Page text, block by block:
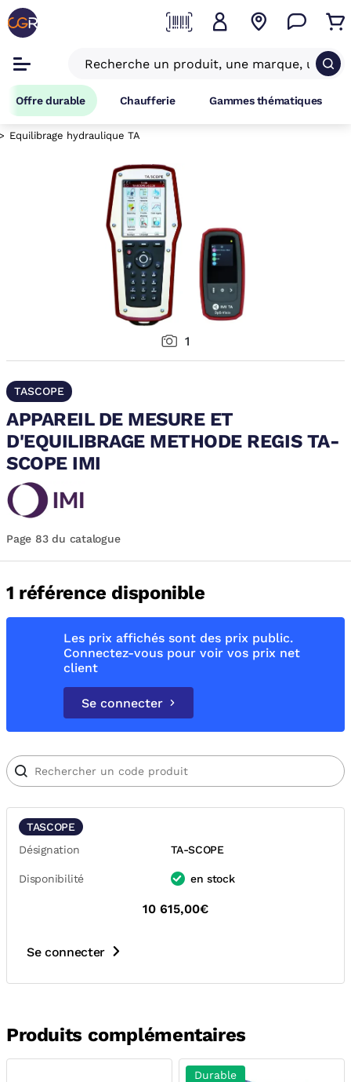
Offre durable Chaufferie Gammes thématiques
Equilibrage hydraulique TA
1
TASCOPE
APPAREIL DE MESURE ET
D'EQUILIBRAGE METHODE REGIS TA-
SCOPE IMI
Page 83 du catalogue
1 référence disponible
Les prix affichés sont des prix public.
Connectez-vous pour voir vos prix net
client
Se connecter
TASCOPE
Désignation
TA-SCOPE
Disponibilité en stock
10 615,00€
Se connecter
Produits complémentaires
Durable